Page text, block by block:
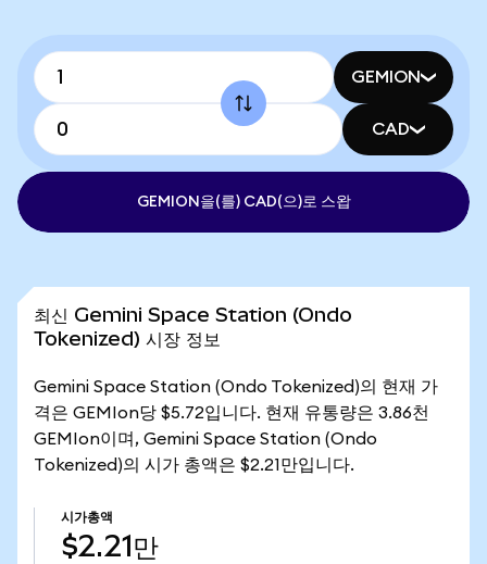
GEMION
CAD
GEMION을(를) CAD(으)로 스왑
최신 Gemini Space Station (Ondo
Tokenized) 시장 정보
Gemini Space Station (Ondo Tokenized)의 현재 가
격은 GEMIon당 $5.72입니다. 현재 유통량은 3.86천
GEMIon이며, Gemini Space Station (Ondo
Tokenized)의 시가 총액은 $2.21만입니다.
시가총액
$2.21만